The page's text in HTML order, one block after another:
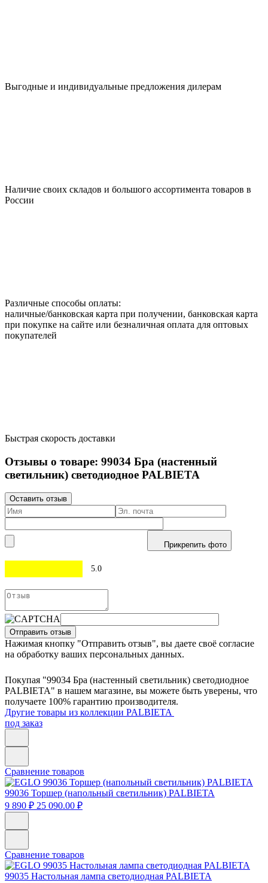
Выгодные и индивидуальные предложения дилерам
Наличие своих складов и большого ассортимента товаров в
России
Различные способы оплаты:
наличные/банковская карта при получении, банковская карта
при покупке на сайте или безналичная оплата для оптовых
покупателей
Быстрая скорость доставки
Отзывы о товаре: 99034 Бра (настенный
светильник) светодиодное PALBIETA
Оставить отзыв
Прикрепить фото
5.0
Отправить отзыв
Нажимая кнопку "Отправить отзыв", вы даете своё согласие
на обработку ваших персональных данных.
Покупая "99034 Бра (настенный светильник) светодиодное
PALBIETA" в нашем магазине, вы можете быть уверены, что
получаете 100% гарантию производителя.
Другие товары из коллекции PALBIETA
под заказ
Сравнение товаров
99036 Торшер (напольный светильник) PALBIETA
9 890 ₽ 25 090.00 ₽
Сравнение товаров
99035 Настольная лампа светодиодная PALBIETA